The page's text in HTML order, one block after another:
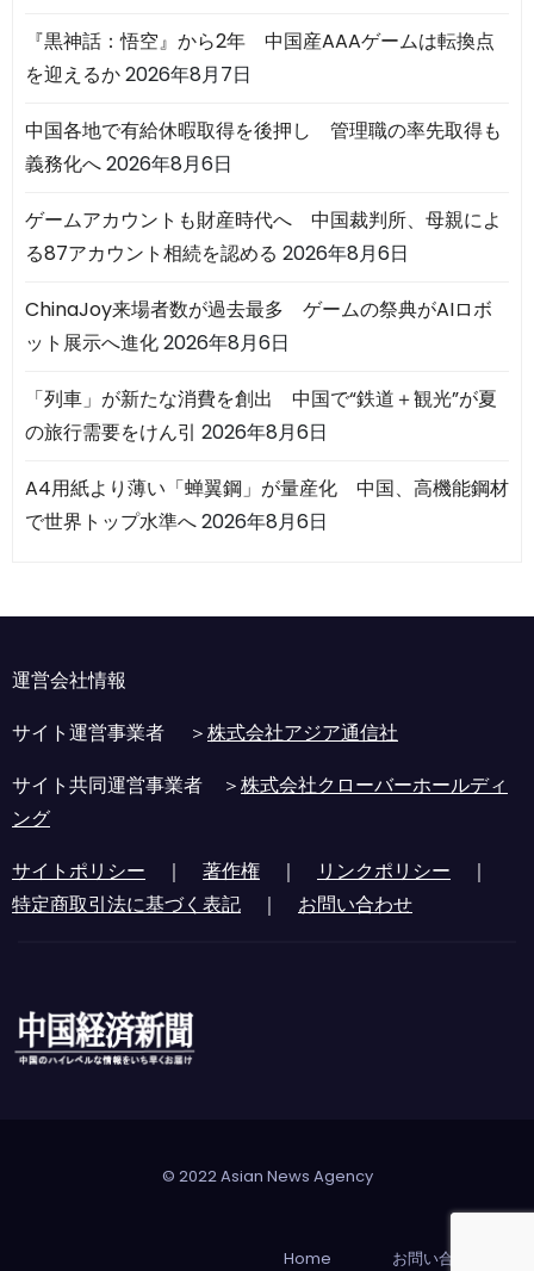
『黒神話：悟空』から2年 中国産AAAゲームは転換点
を迎えるか2026年8月7日
中国各地で有給休暇取得を後押し 管理職の率先取得も
義務化へ2026年8月6日
ゲームアカウントも財産時代へ 中国裁判所、母親によ
る87アカウント相続を認める 2026年8月6日
ChinaJoy来場者数が過去最多 ゲームの祭典がAIロボ
ット展示へ進化2026年8月6日
「列車」が新たな消費を創出 中国で“鉄道＋観光”が夏
の旅行需要をけん引 2026年8月6日
A4用紙より薄い「蝉翼鋼」が量産化 中国、高機能鋼材
で世界トップ水準へ2026年8月6日
運営会社情報
サイト運営事業者 ＞株式会社アジア通信社
サイト共同運営事業者 ＞株式会社クローバーホールディ
ング
サイトポリシー ｜ 著作権 ｜ リンクポリシー ｜
特定商取引法に基づく表記 ｜ お問い合わせ
© 2022 Asian News Agency
Home お問い合わせ